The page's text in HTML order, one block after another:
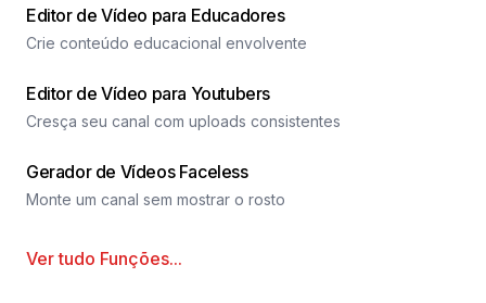
Editor de Vídeo para Educadores
Crie conteúdo educacional envolvente
Editor de Vídeo para Youtubers
Cresça seu canal com uploads consistentes
Gerador de Vídeos Faceless
Monte um canal sem mostrar o rosto
Ver tudo Funções...